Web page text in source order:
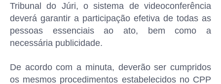
Tribunal do Júri, o sistema de videoconferência
deverá garantir a participação efetiva de todas as
pessoas essenciais ao ato, bem como a
necessária publicidade.
De acordo com a minuta, deverão ser cumpridos
os mesmos procedimentos estabelecidos no CPP